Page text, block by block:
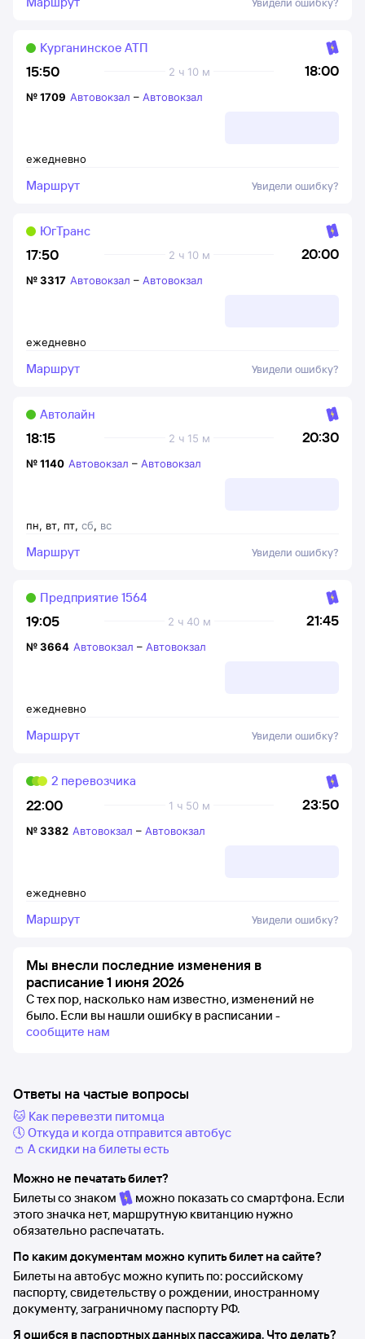
15:50 18:00
2 ч 10 м
Курганинское АТП
ежедневно
№1709 Автовокзал – Автовокзал
Маршрут Увидели ошибку?
17:50 20:00
2 ч 10 м
ЮгТранс
ежедневно
№3317 Автовокзал – Автовокзал
Маршрут Увидели ошибку?
18:15 20:30
2 ч 15 м
Автолайн
пн, вт, пт, сб, вс
№1140 Автовокзал – Автовокзал
Маршрут Увидели ошибку?
19:05 21:45
2 ч 40 м
Предприятие 1564
ежедневно
№3664 Автовокзал – Автовокзал
Маршрут Увидели ошибку?
22:00 23:50
1 ч 50 м
2 перевозчика
ежедневно
№3382 Автовокзал – Автовокзал
Маршрут Увидели ошибку?
Мы внесли последние изменения в
расписание 1 июня 2026
С тех пор, насколько нам известно, изменений не
было. Если вы нашли ошибку в расписании -
сообщите нам
Ответы на частые вопросы
🐱 Как перевезти питомца
🕔 Откуда и когда отправится автобус
👛 А скидки на билеты есть
Можно не печатать билет?
Билеты со знаком
можно показать со смартфона. Если
этого значка нет, маршрутную квитанцию нужно
обязательно распечатать.
По каким документам можно купить билет на сайте?
Билеты на автобус можно купить по: российскому
паспорту, свидетельству о рождении, иностранному
документу, заграничному паспорту РФ.
Я ошибся в паспортных данных пассажира. Что делать?